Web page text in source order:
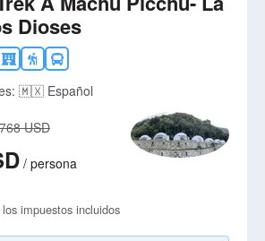
Dioses
🇲🇽 Español
USD
/ persona
impuestos incluidos